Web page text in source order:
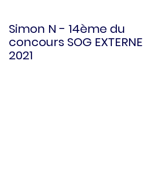
Simon N - 14ème du
concours SOG EXTERNE
2021